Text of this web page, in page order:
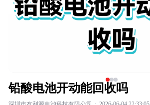
铅酸电池开动能回收吗